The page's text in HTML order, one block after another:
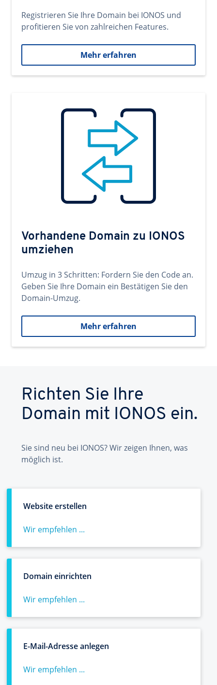
Registrieren Sie Ihre Domain bei IONOS und
profitieren Sie von zahlreichen Features.
Mehr erfahren
Vorhandene Domain zu IONOS
umziehen
Umzug in 3 Schritten: Fordern Sie den Code an.
Geben Sie Ihre Domain ein Bestätigen Sie den
Domain-Umzug.
Mehr erfahren
Richten Sie Ihre
Domain mit IONOS ein.
Sie sind neu bei IONOS? Wir zeigen Ihnen, was
möglich ist.
Website erstellen
Wir empfehlen ...
Domain einrichten
Wir empfehlen ...
E-Mail-Adresse anlegen
Wir empfehlen ...